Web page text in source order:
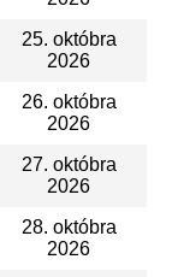
25. októbra
2026
26. októbra
2026
27. októbra
2026
28. októbra
2026